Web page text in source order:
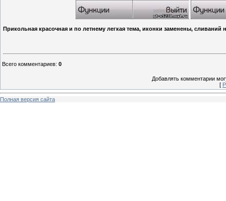
Прикольная красочная и по летнему легкая тема, иконки заменены, сливаний
Всего комментариев: 0
Добавлять комментарии
[
Полная версия сайта